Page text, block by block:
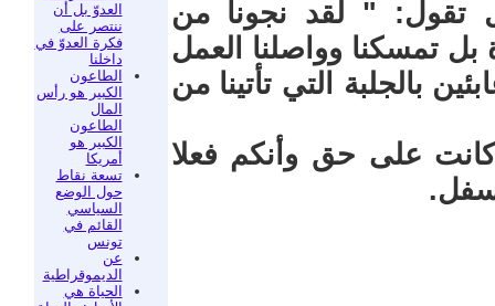
العدوّ بل أن
ننتصر على
فكرة العدوّ في
داخلنا
الطاعون
الكبير هو رأس
المال
الطاعون
الكبير هو
أمريكا
تسعة نقاط
حول الوضع
السياسي
القائم في
تونس
عن
الديموقراطية
الحياة هي
تقول: " لقد نجونا من
تمسكنا وواصلنا العمل
بالجلبة التي تأتينا من
على حق وأنكم فعلا